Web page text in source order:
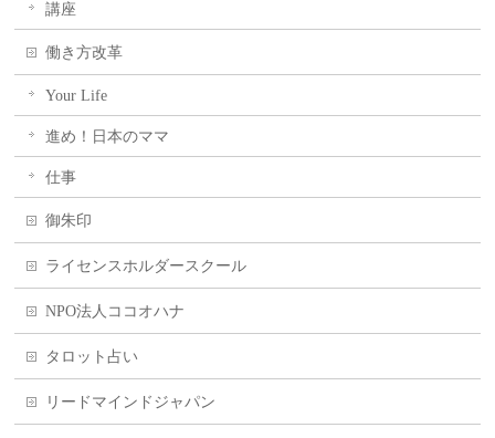
講座
働き方改革
Your Life
進め！日本のママ
仕事
御朱印
ライセンスホルダースクール
NPO法人ココオハナ
タロット占い
リードマインドジャパン